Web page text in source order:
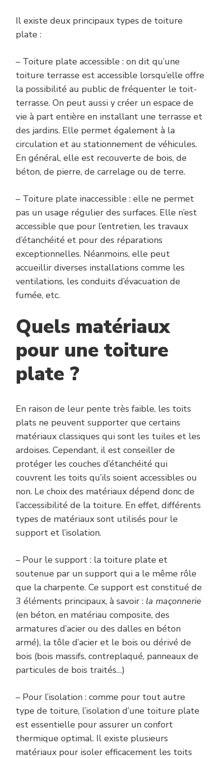
Il existe deux principaux types de toiture
plate :
– Toiture plate accessible : on dit qu’une
toiture terrasse est accessible lorsqu’elle offre
la possibilité au public de fréquenter le toit-
terrasse. On peut aussi y créer un espace de
vie à part entière en installant une terrasse et
des jardins. Elle permet également à la
circulation et au stationnement de véhicules.
En général, elle est recouverte de bois, de
béton, de pierre, de carrelage ou de terre.
– Toiture plate inaccessible : elle ne permet
pas un usage régulier des surfaces. Elle n’est
accessible que pour l’entretien, les travaux
d’étanchéité et pour des réparations
exceptionnelles. Néanmoins, elle peut
accueillir diverses installations comme les
ventilations, les conduits d’évacuation de
fumée, etc.
Quels matériaux
pour une toiture
plate ?
En raison de leur pente très faible, les toits
plats ne peuvent supporter que certains
matériaux classiques qui sont les tuiles et les
ardoises. Cependant, il est conseiller de
protéger les couches d’étanchéité qui
couvrent les toits qu’ils soient accessibles ou
non. Le choix des matériaux dépend donc de
l’accessibilité de la toiture. En effet, différents
types de matériaux sont utilisés pour le
support et l’isolation.
– Pour le support : la toiture plate et
soutenue par un support qui a le même rôle
que la charpente. Ce support est constitué de
3 éléments principaux, à savoir : la maçonnerie
(en béton, en matériau composite, des
armatures d’acier ou des dalles en béton
armé), la tôle d’acier et le bois ou dérivé de
bois (bois massifs, contreplaqué, panneaux de
particules de bois traités…)
– Pour l’isolation : comme pour tout autre
type de toiture, l’isolation d’une toiture plate
est essentielle pour assurer un confort
thermique optimal. Il existe plusieurs
matériaux pour isoler efficacement les toits